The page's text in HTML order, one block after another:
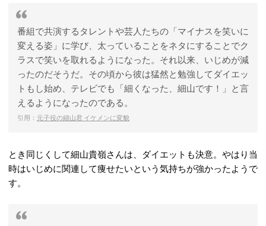
番組で共演するタレントや芸人たちの「マイナスを笑いに
変える姿」に学び、太っていることをネタにすることでク
ラスで笑いを取れるようになった。それ以来、いじめが減
ったのだそうだ。その頃から彼は猛然と勉強してダイエッ
トもし始め、テレビでも「細くなった、細山です！」と言
えるようになったのである。
引用： 元子役の細山君 イケメンに変貌
とき同じくして細山貴嶺さんは、ダイエットも決意。やはり当
時はいじめに関連して痩せたいという気持ちが強かったようで
す。